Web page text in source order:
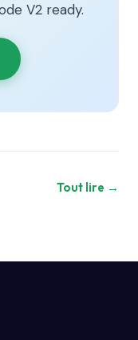
V2 ready.
Tout lire →